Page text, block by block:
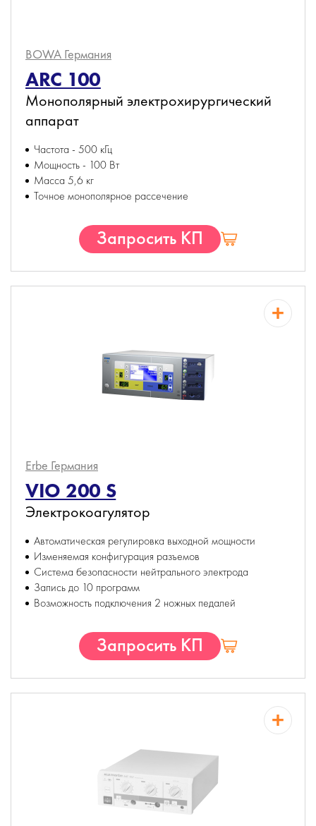
BOWA Германия
ARC 100
Монополярный электрохирургический
аппарат
Частота - 500 кГц
Мощность - 100 Вт
Масса 5,6 кг
Точное монополярное рассечение
Запросить КП
Erbe Германия
VIO 200 S
Электрокоагулятор
Автоматическая регулировка выходной мощности
Изменяемая конфигурация разъемов
Система безопасности нейтрального электрода
Запись до 10 программ
Возможность подключения 2 ножных педалей
Запросить КП